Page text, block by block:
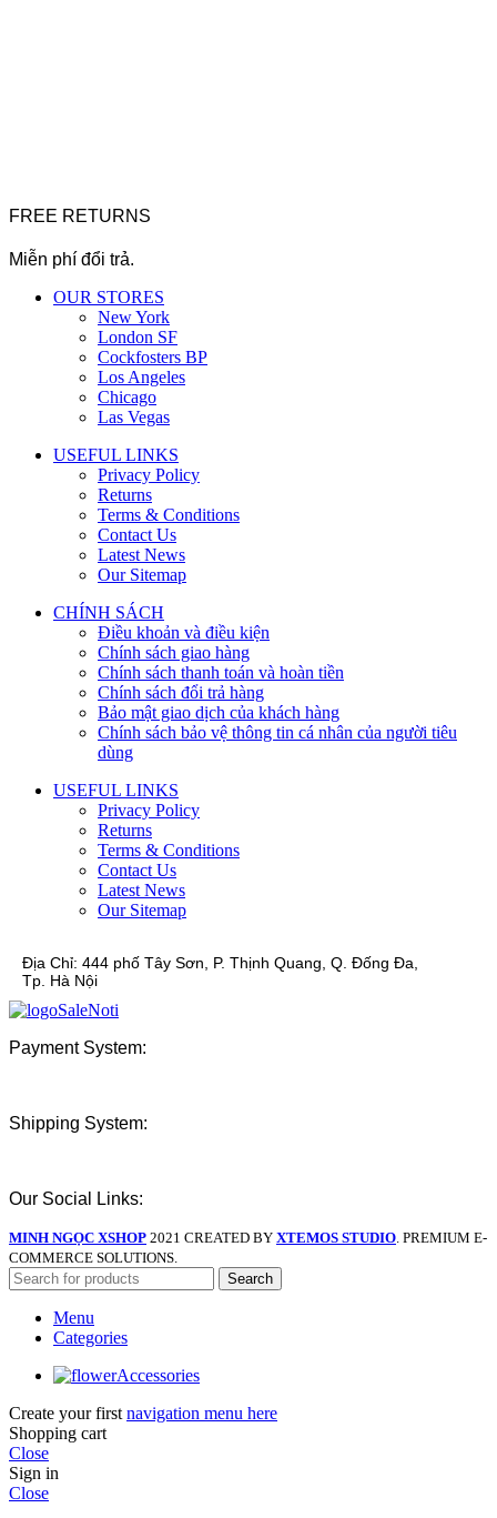
FREE RETURNS
Miễn phí đổi trả.
OUR STORES
New York
London SF
Cockfosters BP
Los Angeles
Chicago
Las Vegas
USEFUL LINKS
Privacy Policy
Returns
Terms & Conditions
Contact Us
Latest News
Our Sitemap
CHÍNH SÁCH
Điều khoản và điều kiện
Chính sách giao hàng
Chính sách thanh toán và hoàn tiền
Chính sách đổi trả hàng
Bảo mật giao dịch của khách hàng
Chính sách bảo vệ thông tin cá nhân của người tiêu
dùng
USEFUL LINKS
Privacy Policy
Returns
Terms & Conditions
Contact Us
Latest News
Our Sitemap
Địa Chỉ: 444 phố Tây Sơn, P. Thịnh Quang, Q. Đống Đa,
Tp. Hà Nội
Payment System:
Shipping System:
Our Social Links:
MINH NGỌC XSHOP 2021 CREATED BY XTEMOS STUDIO . PREMIUM E-
COMMERCE SOLUTIONS.
Search
Menu
Categories
Accessories
Create your first navigation menu here
Shopping cart
Close
Sign in
Close